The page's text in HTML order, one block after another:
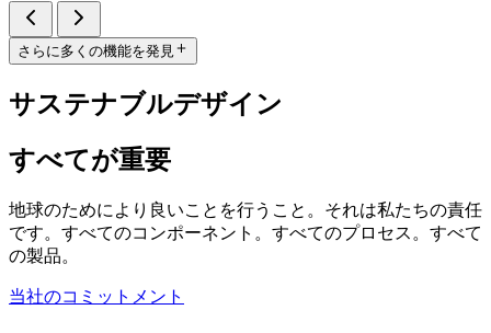
さらに多くの機能を発見
サステナブルデザイン
すべてが重要
地球のためにより良いことを行うこと。それは私たちの責任
です。すべてのコンポーネント。すべてのプロセス。すべて
の製品。
当社のコミットメント